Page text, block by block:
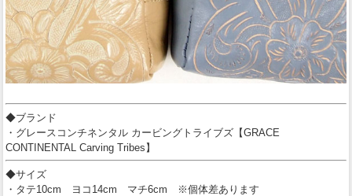
◆ブランド
・グレースコンチネンタル カービングトライブズ【GRACE
CONTINENTAL Carving Tribes】
◆サイズ
・タテ10cm ヨコ14cm マチ6cm ※個体差あります